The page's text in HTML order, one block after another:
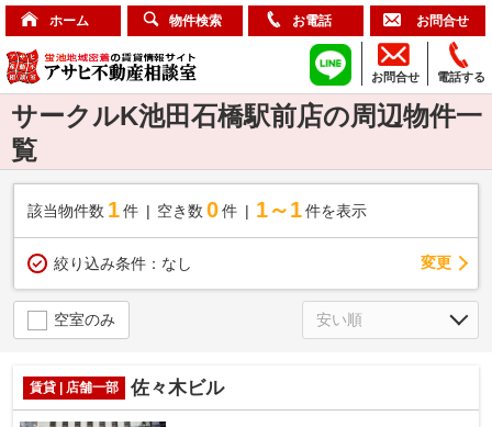
ホーム 物件検索 お電話 お問合せ
電話する
お問合せ
サークルK池田石橋駅前店の周辺物件一
覧
該当物件数 1件 空き数 0 件 1～1 件を表示
絞り込み条件： なし 変更
空室のみ
賃貸 | 店舗一部 佐々木ビル